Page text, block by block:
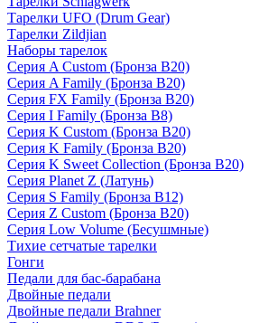
Тарелки UFO (Drum Gear)
Тарелки Zildjian
Наборы тарелок
Серия A Custom (Бронза B20)
Серия A Family (Бронза B20)
Серия FX Family (Бронза B20)
Серия I Family (Бронза B8)
Серия K Custom (Бронза B20)
Серия K Family (Бронза B20)
Серия K Sweet Collection (Бронза B20)
Серия Planet Z (Латунь)
Серия S Family (Бронза B12)
Серия Z Custom (Бронза B20)
Серия Low Volume (Бесушмные)
Тихие сетчатые тарелки
Гонги
Педали для бас-барабана
Двойные педали
Двойные педали Brahner